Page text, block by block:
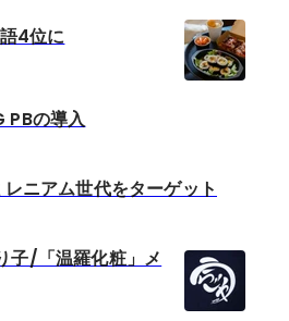
4位に
PBの導入
ニアム世代をターゲット
子/「温羅化粧」メ